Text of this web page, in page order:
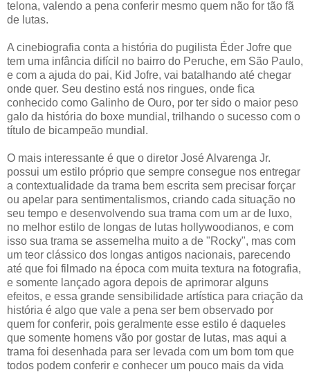
telona, valendo a pena conferir mesmo quem não for tão fã
de lutas.
A cinebiografia conta a história do pugilista Éder Jofre que
tem uma infância difícil no bairro do Peruche, em São Paulo,
e com a ajuda do pai, Kid Jofre, vai batalhando até chegar
onde quer. Seu destino está nos ringues, onde fica
conhecido como Galinho de Ouro, por ter sido o maior peso
galo da história do boxe mundial, trilhando o sucesso com o
título de bicampeão mundial.
O mais interessante é que o diretor José Alvarenga Jr.
possui um estilo próprio que sempre consegue nos entregar
a contextualidade da trama bem escrita sem precisar forçar
ou apelar para sentimentalismos, criando cada situação no
seu tempo e desenvolvendo sua trama com um ar de luxo,
no melhor estilo de longas de lutas hollywoodianos, e com
isso sua trama se assemelha muito a de "Rocky", mas com
um teor clássico dos longas antigos nacionais, parecendo
até que foi filmado na época com muita textura na fotografia,
e somente lançado agora depois de aprimorar alguns
efeitos, e essa grande sensibilidade artística para criação da
história é algo que vale a pena ser bem observado por
quem for conferir, pois geralmente esse estilo é daqueles
que somente homens vão por gostar de lutas, mas aqui a
trama foi desenhada para ser levada com um bom tom que
todos podem conferir e conhecer um pouco mais da vida